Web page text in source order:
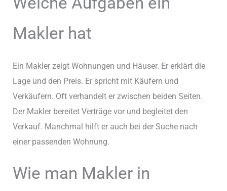
Makler hat
Ein Makler zeigt Wohnungen und Häuser. Er erklärt die
Lage und den Preis. Er spricht mit Käufern und
Verkäufern. Oft verhandelt er zwischen beiden Seiten.
Der Makler bereitet Verträge vor und begleitet den
Verkauf. Manchmal hilft er auch bei der Suche nach
einer passenden Wohnung.
Wie man Makler in